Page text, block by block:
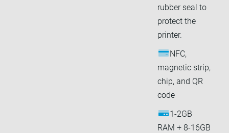
rubber seal to
protect the
printer.
NFC,
magnetic strip,
chip, and QR
code
1-2GB
RAM + 8-16GB